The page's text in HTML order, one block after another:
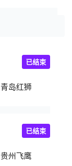
青岛红狮
已结束
贵州飞鹰
已结束